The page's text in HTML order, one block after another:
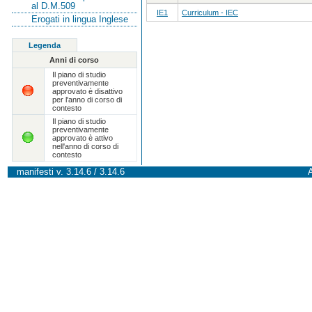
al D.M.509
Erogati in lingua Inglese
Legenda
Anni di corso
Il piano di studio
preventivamente
approvato è disattivo
per l'anno di corso di
contesto
Il piano di studio
preventivamente
approvato è attivo
nell'anno di corso di
contesto
IE1 Curriculum - IEC
manifesti v. 3.14.6 / 3.14.6